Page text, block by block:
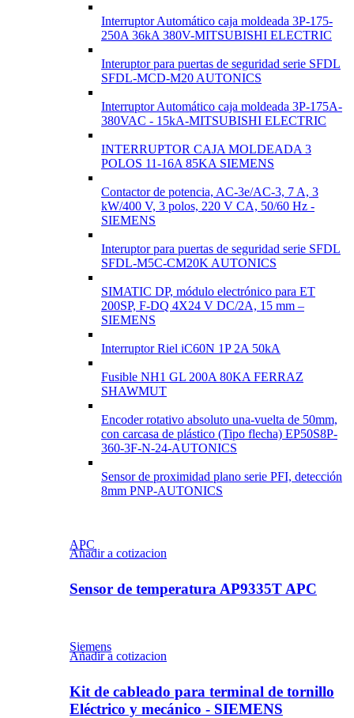
Interruptor Automático caja moldeada 3P-175-
250A 36kA 380V-MITSUBISHI ELECTRIC
Interuptor para puertas de seguridad serie SFDL
SFDL-MCD-M20 AUTONICS
Interruptor Automático caja moldeada 3P-175A-
380VAC - 15kA-MITSUBISHI ELECTRIC
INTERRUPTOR CAJA MOLDEADA 3
POLOS 11-16A 85KA SIEMENS
Contactor de potencia, AC-3e/AC-3, 7 A, 3
kW/400 V, 3 polos, 220 V CA, 50/60 Hz -
SIEMENS
Interuptor para puertas de seguridad serie SFDL
SFDL-M5C-CM20K AUTONICS
SIMATIC DP, módulo electrónico para ET
200SP, F-DQ 4X24 V DC/2A, 15 mm –
SIEMENS
Interruptor Riel iC60N 1P 2A 50kA
Fusible NH1 GL 200A 80KA FERRAZ
SHAWMUT
Encoder rotativo absoluto una-vuelta de 50mm,
con carcasa de plástico (Tipo flecha) EP50S8P-
360-3F-N-24-AUTONICS
Sensor de proximidad plano serie PFI, detección
8mm PNP-AUTONICS
APC
Añadir a cotizacion
Sensor de temperatura AP9335T APC
Siemens
Añadir a cotizacion
Kit de cableado para terminal de tornillo
Eléctrico y mecánico - SIEMENS